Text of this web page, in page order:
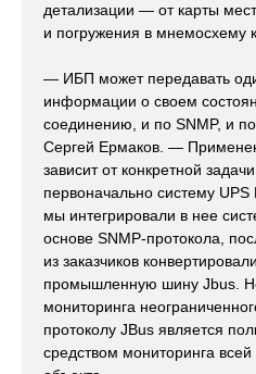
детализации — от карты
и погружения в мнемосхему
— ИБП может передавать
информации о своем
соединению, и по SNMP, и
Сергей Ермаков. —
зависит от конкретной
первоначально систему
мы интегрировали в нее
основе SNMP-протокола,
из заказчиков
промышленную шину Jbus.
мониторинга
протоколу JBus является
средством мониторинга